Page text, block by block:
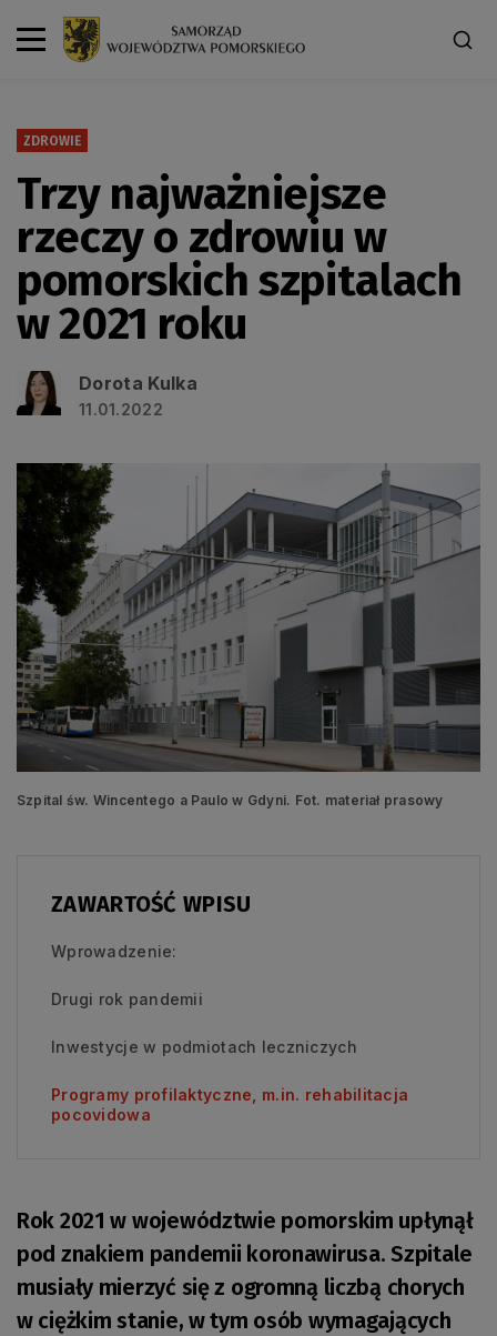
ZDROWIE
Trzy najważniejsze
rzeczy o zdrowiu w
pomorskich szpitalach
w 2021 roku
Dorota Kulka
11.01.2022
Szpital św. Wincentego a Paulo w Gdyni. Fot. materiał prasowy
ZAWARTOŚĆ WPISU
Wprowadzenie:
Drugi rok pandemii
Inwestycje w podmiotach leczniczych
Programy profilaktyczne, m.in. rehabilitacja
pocovidowa
Rok 2021 w województwie pomorskim upłynął
pod znakiem pandemii koronawirusa. Szpitale
musiały mierzyć się z ogromną liczbą chorych
w ciężkim stanie, w tym osób wymagających